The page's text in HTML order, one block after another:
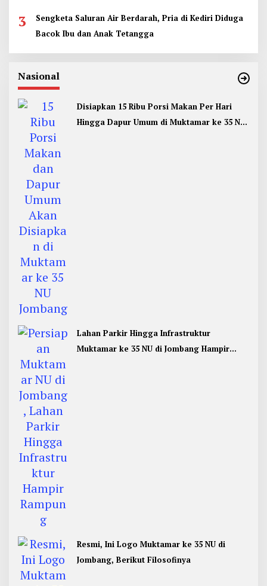
3
Sengketa Saluran Air Berdarah, Pria di Kediri Diduga
Bacok Ibu dan Anak Tetangga
Nasional
Disiapkan 15 Ribu Porsi Makan Per Hari
Hingga Dapur Umum di Muktamar ke 35 NU
Lahan Parkir Hingga Infrastruktur
Muktamar ke 35 NU di Jombang Hampir
Resmi, Ini Logo Muktamar ke 35 NU di
Jombang, Berikut Filosofinya